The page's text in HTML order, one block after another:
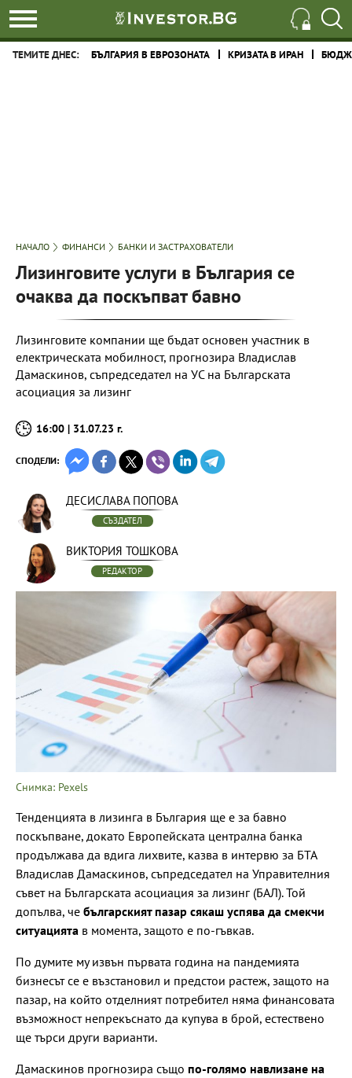
ТЕМИТЕ ДНЕС: БЪЛГАРИЯ В ЕВРОЗОНАТА КРИЗАТА В ИРАН
НАЧАЛО ФИНАНСИ БАНКИ И ЗАСТРАХОВАТЕЛИ
Лизинговите услуги в България се
очаква да поскъпват бавно
Лизинговите компании ще бъдат основен участник в
електрическата мобилност, прогнозира Владислав
Дамаскинов, съпредседател на УС на Българската
асоциация за лизинг
16:00 | 31.07.23 г.
СПОДЕЛИ:
ДЕСИСЛАВА ПОПОВА
СЪЗДАТЕЛ
ВИКТОРИЯ ТОШКОВА
РЕДАКТОР
Снимка: Pexels
Тенденцията в лизинга в България ще е за бавно
поскъпване, докато Европейската централна банка
продължава да вдига лихвите, казва в интервю за БТА
Владислав Дамаскинов, съпредседател на Управителния
съвет на Българската асоциация за лизинг (БАЛ). Той
допълва, че българският пазар сякаш успява да смекчи
ситуацията в момента, защото е по-гъвкав.
По думите му извън първата година на пандемията
бизнесът се е възстановил и предстои растеж, защото на
пазар, на който отделният потребител няма финансовата
възможност непрекъснато да купува в брой, естествено
ще търси други варианти.
Дамаскинов прогнозира също по-голямо навлизане на